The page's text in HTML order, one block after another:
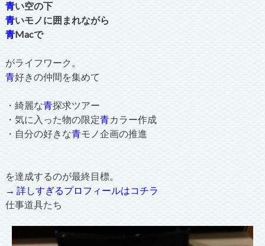
青い空の下
青いモノに囲まれながら
青Macで
がライフワーク。
青好きの仲間を集めて
・綺麗な青探求ツアー
・気に入った物の限定青カラー作成
・自分の好きな青モノ企画の推進
を達成するのが最終目標。
→ 詳しすぎるプロフィールはコチラ
仕事道具たち